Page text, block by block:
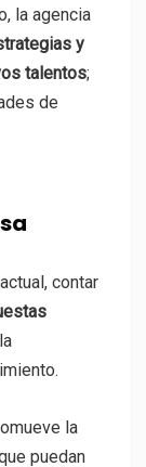
la agencia
y
talentos;
de
contar
la
puedan